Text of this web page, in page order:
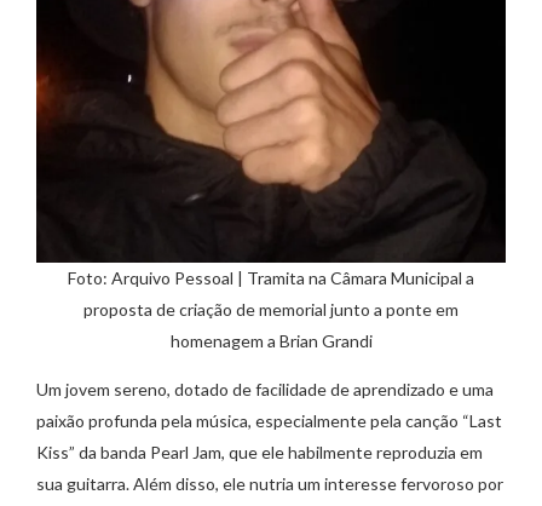
Foto: Arquivo Pessoal | Tramita na Câmara Municipal a
proposta de criação de memorial junto a ponte em
homenagem a Brian Grandi
Um jovem sereno, dotado de facilidade de aprendizado e uma
paixão profunda pela música, especialmente pela canção “Last
Kiss” da banda Pearl Jam, que ele habilmente reproduzia em
sua guitarra. Além disso, ele nutria um interesse fervoroso por